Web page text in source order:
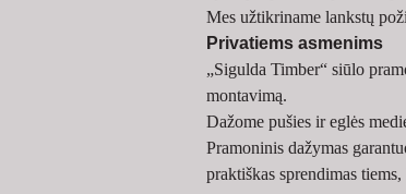
Mes užtikriname lankstų
Privatiems asmenims
„Sigulda Timber“ siūlo
montavimą.
Dažome pušies ir eglės
Pramoninis dažymas
praktiškas sprendimas